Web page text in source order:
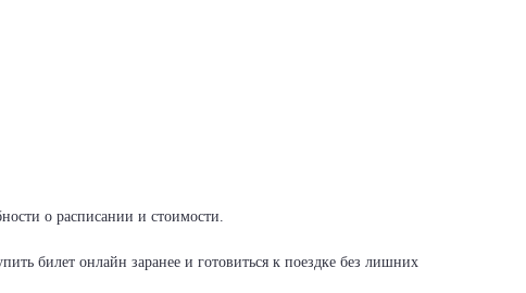
о расписании и стоимости.
билет онлайн заранее и готовиться к поездке без лишних